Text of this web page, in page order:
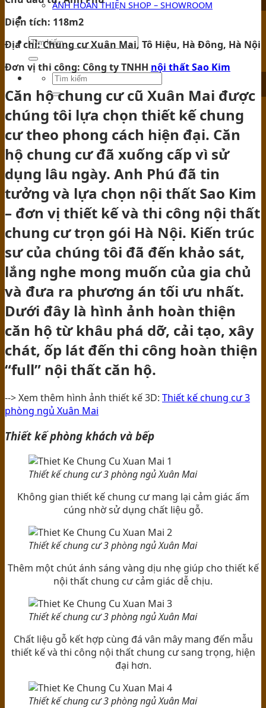
ẢNH HOÀN THIỆN SHOP – SHOWROOM
TIN TỨC
Diện tích: 118m2
Địa chỉ: Chung cư Xuân Mai, Tô Hiệu, Hà Đông, Hà Nội
Đơn vị thi công: Công ty TNHH nội thất Sao Kim
Căn hộ chung cư cũ Xuân Mai được
chúng tôi lựa chọn thiết kế chung
cư theo phong cách hiện đại. Căn
hộ chung cư đã xuống cấp vì sử
dụng lâu ngày. Anh Phú đã tin
tưởng và lựa chọn nội thất Sao Kim
– đơn vị thiết kế và thi công nội thất
chung cư trọn gói Hà Nội. Kiến trúc
sư của chúng tôi đã đến khảo sát,
lắng nghe mong muốn của gia chủ
và đưa ra phương án tối ưu nhất.
Dưới đây là hình ảnh hoàn thiện
căn hộ từ khâu phá dỡ, cải tạo, xây
chát, ốp lát đến thi công hoàn thiện
“full” nội thất căn hộ.
--> Xem thêm hình ảnh thiết kế 3D: Thiết kế chung cư 3
phòng ngủ Xuân Mai
Thiết kế phòng khách và bếp
Thiết kế chung cư 3 phòng ngủ Xuân Mai
Không gian thiết kế chung cư mang lại cảm giác ấm
cúng nhờ sử dụng chất liệu gỗ.
Thiết kế chung cư 3 phòng ngủ Xuân Mai
Thêm một chút ánh sáng vàng dịu nhẹ giúp cho thiết kế
nội thất chung cư cảm giác dễ chịu.
Thiết kế chung cư 3 phòng ngủ Xuân Mai
Chất liệu gỗ kết hợp cùng đá vân mây mang đến mẫu
thiết kế và thi công nội thất chung cư sang trọng, hiện
đại hơn.
Thiết kế chung cư 3 phòng ngủ Xuân Mai